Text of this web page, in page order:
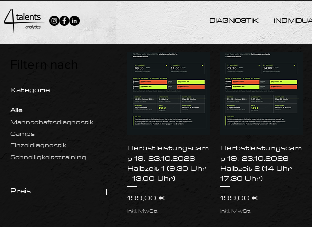
Neuigkeiten DIAGNOSTIK
Kategorie
Alle
Mannschaftsdiagnostik
Camps
Einzeldiagnostik
Schnelligkeitstraining
Preis
Schnellansicht
Herbstleistungscam
p 19.-23.10.2026 -
Halbzeit 1 (9:30 Uhr
- 13:00 Uhr)
Preis
199,00 €
inkl. MwSt.
Schnellansicht
Herbstleistungscam
p 19.-23.10.2026 -
Halbzeit 2 (14 Uhr -
17:30 Uhr)
Preis
199,00 €
inkl. MwSt.